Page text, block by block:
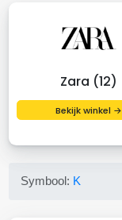
Zara (12)
Bekijk winkel →
Symbool: K